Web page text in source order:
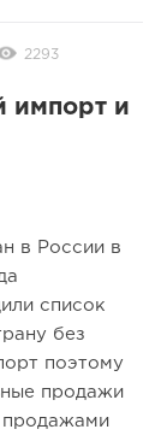
2293
импорт и
в России в
список
без
поэтому
продажи
продажами